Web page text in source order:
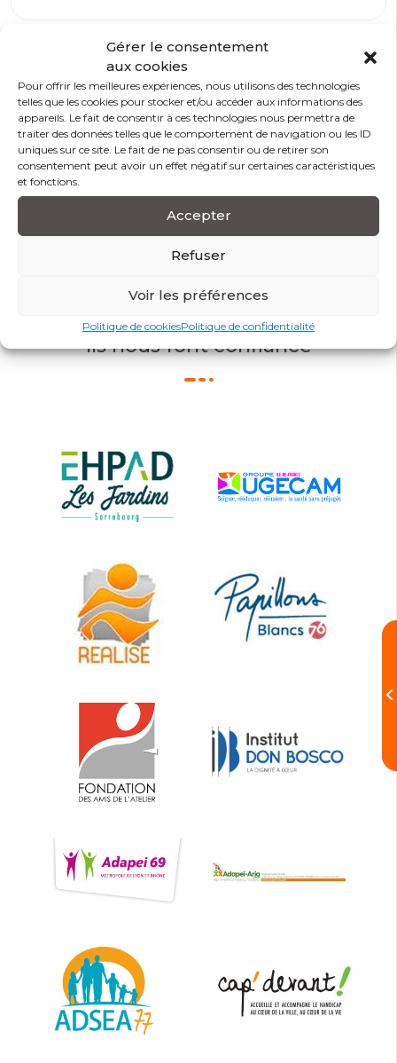
Gérer le consentement
aux cookies
Pour offrir les meilleures expériences, nous utilisons des technologies
telles que les cookies pour stocker et/ou accéder aux informations des
appareils. Le fait de consentir à ces technologies nous permettra de
traiter des données telles que le comportement de navigation ou les ID
uniques sur ce site. Le fait de ne pas consentir ou de retirer son
consentement peut avoir un effet négatif sur certaines caractéristiques
et fonctions.
Accepter
Refuser
Voir les préférences
Politique de cookiesPolitique de confidentialité
Modalités et conditions d’accès
Modalité d’évaluation
Prérequis
Accessibilité handicap
Ils nous font confiance